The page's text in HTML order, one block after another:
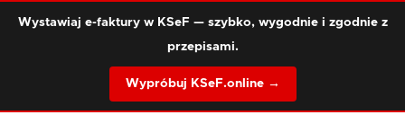
Wystawiaj e-faktury w KSeF — szybko, wygodnie i zgodnie z
przepisami.
Wypróbuj KSeF.online →